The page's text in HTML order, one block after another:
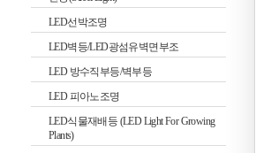
LED선박조명
LED벽등/LED광섬유벽면부조
LED 방수직부등/벽부등
LED 피아노조명
LED식물재배등 (LED Light For Growing
Plants)